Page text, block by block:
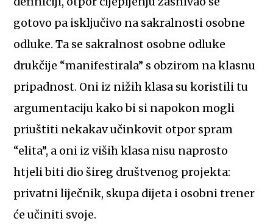
gotovo pa isključivo na sakralnosti osobne
odluke. Ta se sakralnost osobne odluke
drukčije “manifestirala” s obzirom na klasnu
pripadnost. Oni iz nižih klasa su koristili tu
argumentaciju kako bi si napokon mogli
priuštiti nekakav učinkovit otpor spram
“elita”, a oni iz viših klasa nisu naprosto
htjeli biti dio šireg društvenog projekta:
privatni liječnik, skupa dijeta i osobni trener
će učiniti svoje.